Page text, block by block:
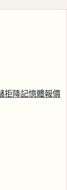
拒降記憶體報價